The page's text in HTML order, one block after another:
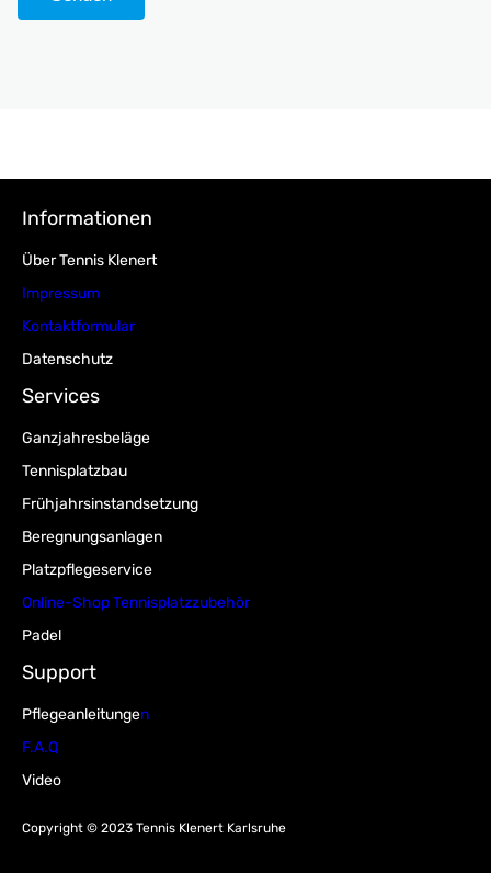
Informationen
Über Tennis Klenert
Impressum
Kontaktformular
Datenschutz
Services
Ganzjahresbeläge
Tennisplatzbau
Frühjahrsinstandsetzung
Beregnungsanlagen
Platzpflegeservice
Online-Shop Tennisplatzzubehör
Padel
Support
Pflegeanleitungen
F.A.Q
Video
Copyright © 2023 Tennis Klenert Karlsruhe